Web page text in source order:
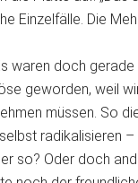
Einzelfälle. Die
waren doch
geworden, weil
müssen. So
radikalisieren
so? Oder doch